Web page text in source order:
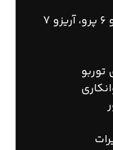
مناسب برای آریزو 5، آریزو 6، آریزو 6 پرو، آریزو 7
توربو